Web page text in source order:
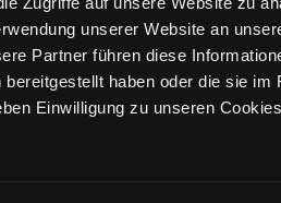
unserer Website an
Partner führen diese
haben oder die sie im
Einwilligung zu unseren
2026